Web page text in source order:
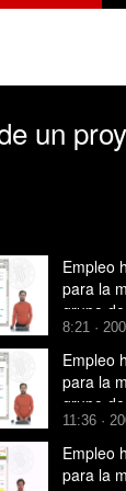
un
Empleo
para la
grupo
8:21 ·
Empleo
para la
grupo
11:36 ·
Empleo
para la